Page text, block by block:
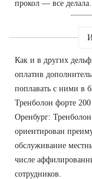
прокол — все делала.
Как и в других
оплатив
поплавать с ними в
Тренболон форте
Оренбург:
ориентирован
обслуживание
числе
сотрудников.